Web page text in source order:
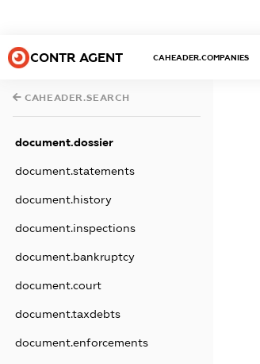
CONTR AGENT CAHEADER.COMPANIES
CAHEADER.SEARCH
document.dossier
document.statements
document.history
document.inspections
document.bankruptcy
document.court
document.taxdebts
document.enforcements